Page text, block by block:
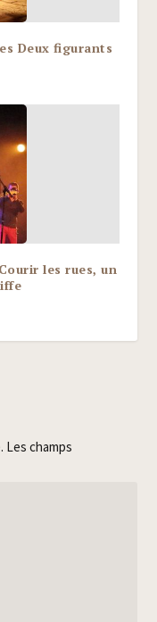
Deux figurants
les rues, un
Les champs